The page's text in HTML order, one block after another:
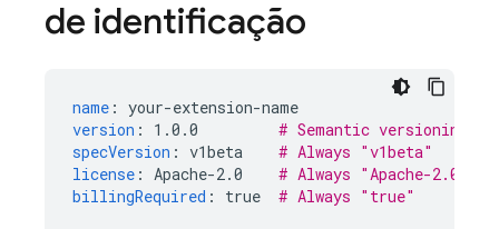
de identificação
name : your-extension-name
version : 1.0.0
# Semantic versioning
specVersion : v1beta
# Always "v1beta"
license : Apache-2.0
# Always "Apache-2.0"
billingRequired : true # Always "true"